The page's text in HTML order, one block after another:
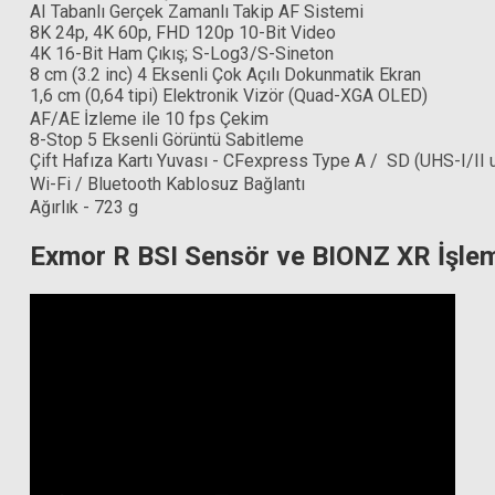
Hoya 82mm Starscape Filtre (Gece Manzarası için)
AI Tabanlı Gerçek Zamanlı Takip AF Sistemi
8K 24p, 4K 60p, FHD 120p 10-Bit Video
4K 16-Bit Ham Çıkış; S-Log3/S-Sineton
8 cm (3.2 inc) 4 Eksenli Çok Açılı Dokunmatik Ekran
1,6 cm (0,64 tipi) Elektronik Vizör (Quad-XGA OLED)
AF/AE İzleme ile 10 fps Çekim
8-Stop 5 Eksenli Görüntü Sabitleme
Çift Hafıza Kartı Yuvası - CFexpress Type A / SD (UHS-I/II
Wi-Fi / Bluetooth Kablosuz Bağlantı
Ağırlık - 723 g
Exmor R BSI Sensör ve BIONZ XR